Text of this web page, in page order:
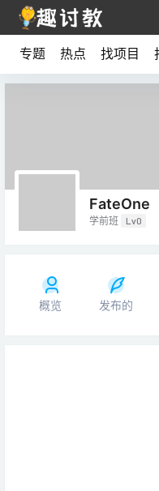
专题 热点 找项目
FateOne
学前班 Lv0
概览 发布的